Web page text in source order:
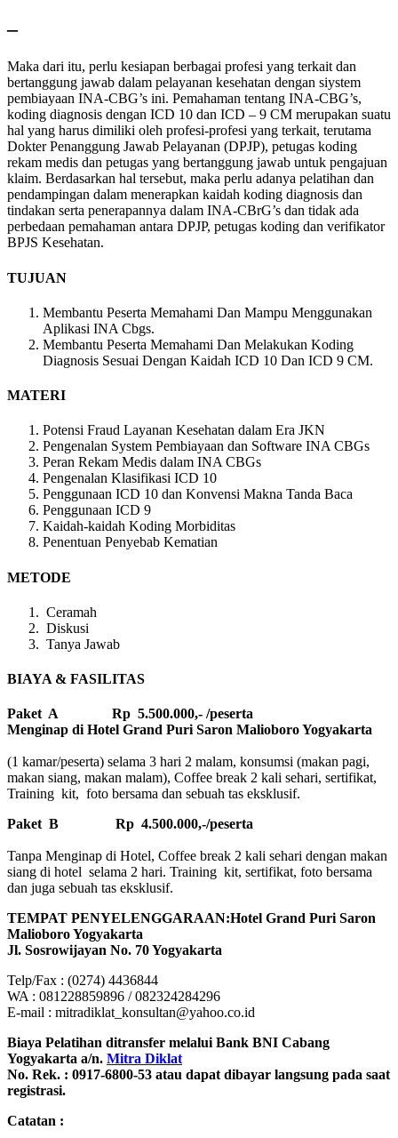
–
Maka dari itu, perlu kesiapan berbagai profesi yang terkait dan
bertanggung jawab dalam pelayanan kesehatan dengan siystem
pembiayaan INA-CBG’s ini. Pemahaman tentang INA-CBG’s,
koding diagnosis dengan ICD 10 dan ICD – 9 CM merupakan suatu
hal yang harus dimiliki oleh profesi-profesi yang terkait, terutama
Dokter Penanggung Jawab Pelayanan (DPJP), petugas koding
rekam medis dan petugas yang bertanggung jawab untuk pengajuan
klaim. Berdasarkan hal tersebut, maka perlu adanya pelatihan dan
pendampingan dalam menerapkan kaidah koding diagnosis dan
tindakan serta penerapannya dalam INA-CBrG’s dan tidak ada
perbedaan pemahaman antara DPJP, petugas koding dan verifikator
BPJS Kesehatan.
TUJUAN
Membantu Peserta Memahami Dan Mampu Menggunakan
Aplikasi INA Cbgs.
Membantu Peserta Memahami Dan Melakukan Koding
Diagnosis Sesuai Dengan Kaidah ICD 10 Dan ICD 9 CM.
MATERI
Potensi Fraud Layanan Kesehatan dalam Era JKN
Pengenalan System Pembiayaan dan Software INA CBGs
Peran Rekam Medis dalam INA CBGs
Pengenalan Klasifikasi ICD 10
Penggunaan ICD 10 dan Konvensi Makna Tanda Baca
Penggunaan ICD 9
Kaidah-kaidah Koding Morbiditas
Penentuan Penyebab Kematian
METODE
Ceramah
Diskusi
Tanya Jawab
BIAYA & FASILITAS
Paket A Rp 5.500.000,- /peserta
Menginap di Hotel Grand Puri Saron Malioboro Yogyakarta
(1 kamar/peserta) selama 3 hari 2 malam, konsumsi (makan pagi,
makan siang, makan malam), Coffee break 2 kali sehari, sertifikat,
Training kit, foto bersama dan sebuah tas eksklusif.
Paket B
Rp 4.500.000,-/peserta
Tanpa Menginap di Hotel, Coffee break 2 kali sehari dengan makan
siang di hotel selama 2 hari. Training kit, sertifikat, foto bersama
dan juga sebuah tas eksklusif.
TEMPAT PENYELENGGARAAN:Hotel Grand Puri Saron
Malioboro Yogyakarta
Jl. Sosrowijayan No. 70 Yogyakarta
Telp/Fax : (0274) 4436844
WA : 081228859896 / 082324284296
E-mail : mitradiklat_konsultan@yahoo.co.id
Biaya Pelatihan ditransfer melalui Bank BNI Cabang
Yogyakarta a/n. Mitra Diklat
No. Rek. : 0917-6800-53 atau dapat dibayar langsung pada saat
registrasi.
Catatan :